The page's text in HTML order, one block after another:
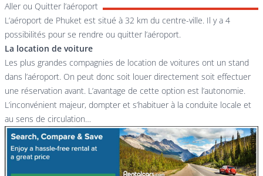
Aller ou Quitter l’aéroport
L’aéroport de Phuket est situé à 32 km du centre-ville. Il y a 4
possibilités pour se rendre ou quitter l’aéroport.
La location de voiture
Les plus grandes compagnies de location de voitures ont un stand
dans l’aéroport. On peut donc soit louer directement soit effectuer
une réservation avant. L’avantage de cette option est l’autonomie.
L’inconvénient majeur, dompter et s’habituer à la conduite locale et
au sens de circulation…